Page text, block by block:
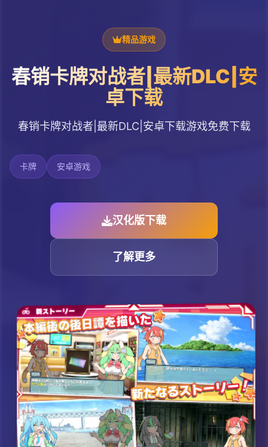
精品游戏
春销卡牌对战者|最新DLC|安
卓下载
春销卡牌对战者|最新DLC|安卓下载游戏免费下载
卡牌 安卓游戏
汉化版下载
了解更多